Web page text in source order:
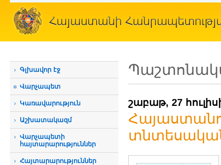
Գլխավոր էջ
Վարչապետ
Կառավարություն
Աշխատակազմ
Վարչապետի
հայտարարություններ
Հայտարարություններ
շաբաթ, 27